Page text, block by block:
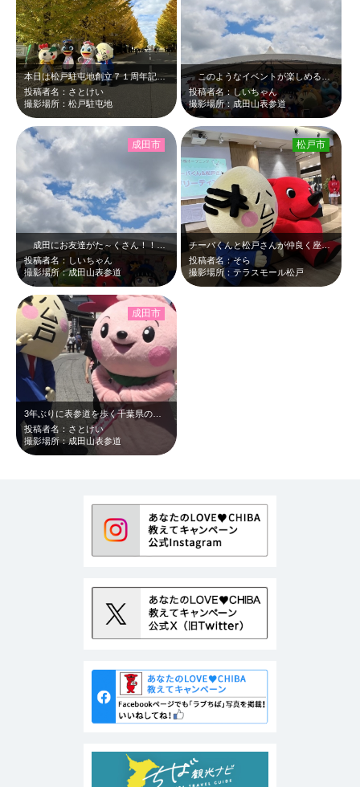
本日は松戸駐屯地創立７１周年記念行事 夏は花火大会で楽しませて貰ったが、今日…
投稿者名：さとけい
撮影場所：松戸駐屯地
このようなイベントが楽しめるようになり、日常がかなり戻ってきたことを体と心で…
投稿者名：しいちゃん
撮影場所：成田山表参道
成田にお友達がた～くさん！！「ご当地キャラ成田詣2023 うなかぶき」、大成…
投稿者名：しいちゃん
撮影場所：成田山表参道
成田市
チーバくんと松戸さんが仲良く座ってる姿が可愛くて写真を撮りました。チーバくんが…
投稿者名：そら
撮影場所：テラスモール松戸
松戸市
3年ぶりに表参道を歩く千葉県のご当地キャラたち。3年と言っても、2019年は台…
投稿者名：さとけい
撮影場所：成田山表参道
成田市